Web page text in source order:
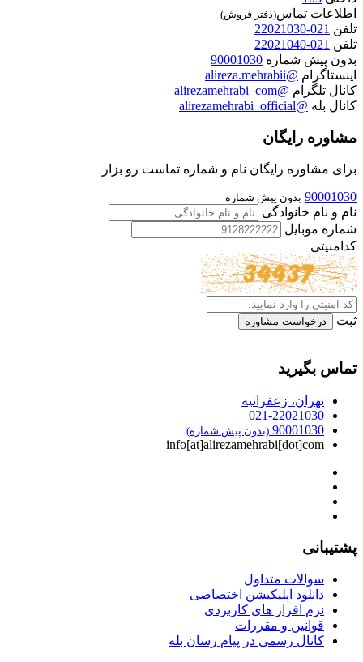
اطلاعات تماس(دفتر فروش)
تلفن 021-22021030
تلفن 021-22021040
بدون پیش شماره 90001030
اینستاگرام @alireza.mehrabii
کانال تلگرام @alirezamehrabi_com
کانال بله @alirezamehrabi_official
مشاوره رایگان
برای مشاوره رایگان نام و شماره تماست رو بزار
90001030 بدون پیش شماره
نام و نام خانوادگی
شماره موبایل
کدامنیتی
ثبت
تماس بگیرید
تهران، زعفرانیه
021-22021030
90001030 (بدون پیش شماره)
info[at]alirezamehrabi[dot]com
پشتیبانی
سوالات متداول
دانلود اپلیکیشن اختصاصی
نرم افزار های کاربردی
قوانین و مقررات
کانال رسمی در پیام رسان بله